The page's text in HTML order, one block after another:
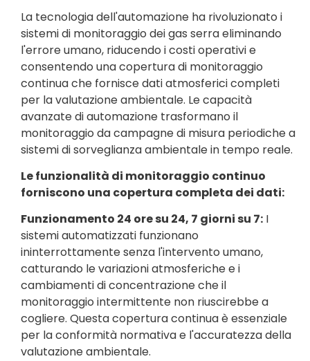
La tecnologia dell'automazione ha rivoluzionato i
sistemi di monitoraggio dei gas serra eliminando
l'errore umano, riducendo i costi operativi e
consentendo una copertura di monitoraggio
continua che fornisce dati atmosferici completi
per la valutazione ambientale. Le capacità
avanzate di automazione trasformano il
monitoraggio da campagne di misura periodiche a
sistemi di sorveglianza ambientale in tempo reale.
Le funzionalità di monitoraggio continuo
forniscono una copertura completa dei dati:
Funzionamento 24 ore su 24, 7 giorni su 7: I
sistemi automatizzati funzionano
ininterrottamente senza l'intervento umano,
catturando le variazioni atmosferiche e i
cambiamenti di concentrazione che il
monitoraggio intermittente non riuscirebbe a
cogliere. Questa copertura continua è essenziale
per la conformità normativa e l'accuratezza della
valutazione ambientale.